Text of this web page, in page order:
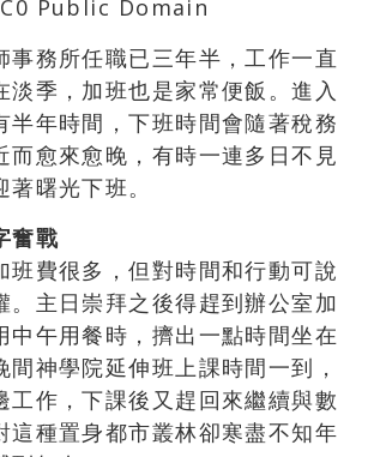
Public Domain
事務所任職已三年半，工作一直
淡季，加班也是家常便飯。進入
半年時間，下班時間會隨著稅務
而愈來愈晚，有時一連多日不見
曙光下班。
奮戰
班費很多，但對時間和行動可說
。主日崇拜之後得趕到辦公室加
中午用餐時，擠出一點時間坐在
神學院延伸班上課時間一到，
工作，下課後又趕回來繼續與數
這種置身都市叢林卻寒盡不知年